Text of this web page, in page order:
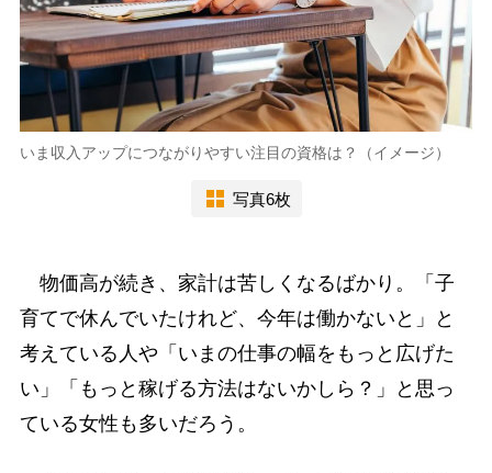
いま収入アップにつながりやすい注目の資格は？（イメージ）
写真6枚
物価高が続き、家計は苦しくなるばかり。「子
育てで休んでいたけれど、今年は働かないと」と
考えている人や「いまの仕事の幅をもっと広げた
い」「もっと稼げる方法はないかしら？」と思っ
ている女性も多いだろう。